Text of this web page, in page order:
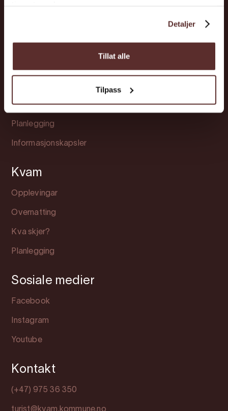
Detaljer
Tillat alle
Tilpass
Møt Hardanger
Planlegging
Informasjonskapsler
Kvam
Opplevingar
Overnatting
Kva skjer?
Planlegging
Sosiale medier
Facebook
Instagram
Youtube
Kontakt
(+47) 975 36 350
turist@kvam.kommune.no